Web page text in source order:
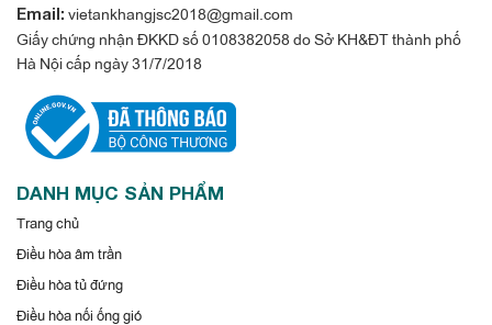
Email: vietankhangjsc2018@gmail.com
Giấy chứng nhận ĐKKD số 0108382058 do Sở KH&ĐT thành phố
Hà Nội cấp ngày 31/7/2018
DANH MỤC SẢN PHẨM
Trang chủ
Điều hòa âm trần
Điều hòa tủ đứng
Điều hòa nối ống gió